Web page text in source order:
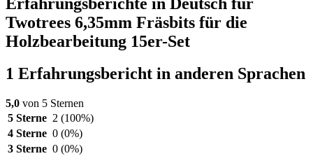
Twotrees 6,35mm Fräsbits für die
Holzbearbeitung 15er-Set
1 Erfahrungsbericht in anderen Sprachen
5,0 von 5 Sternen
5 Sterne 2 (100%)
4 Sterne 0 (0%)
3 Sterne 0 (0%)